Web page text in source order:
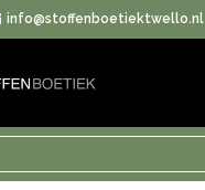
info@stoffenboetiektwello.nl